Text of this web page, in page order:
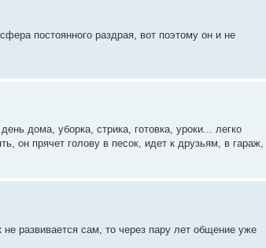
постоянного раздрая, вот поэтому он и не
дома, уборка, стрика, готовка, уроки... легко
он прячет голову в песок, идет к друзьям, в гараж,
развивается сам, то через пару лет общение уже